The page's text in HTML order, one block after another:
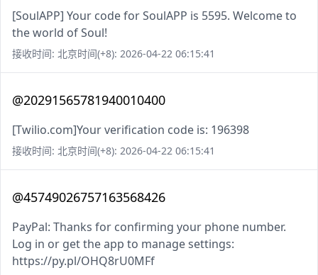
[SoulAPP] Your code for SoulAPP is 5595. Welcome to
the world of Soul!
接收时间: 北京时间(+8): 2026-04-22 06:15:41
@20291565781940010400
[Twilio.com]Your verification code is: 196398
接收时间: 北京时间(+8): 2026-04-22 06:15:41
@45749026757163568426
PayPal: Thanks for confirming your phone number.
Log in or get the app to manage settings:
https://py.pl/OHQ8rU0MFf